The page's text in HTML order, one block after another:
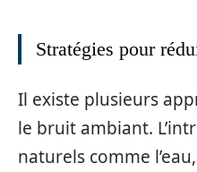
Stratégies pour
Il existe plusieurs
le bruit ambiant.
naturels comme